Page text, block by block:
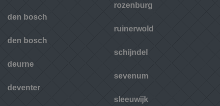
den bosch
den bosch
deurne
deventer
rozenburg
ruinerwold
schijndel
sevenum
sleeuwijk